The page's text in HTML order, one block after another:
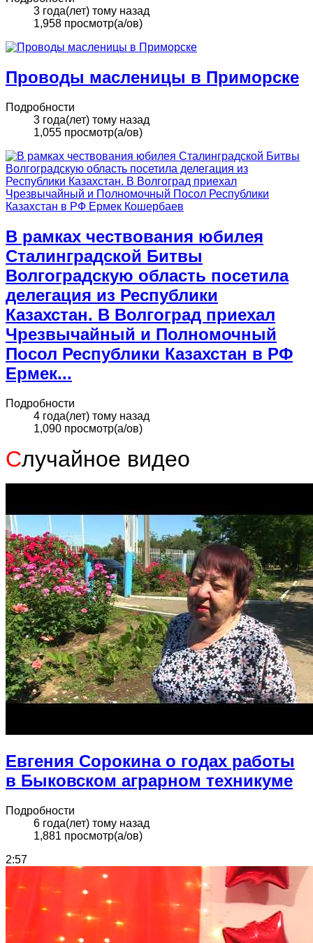
3 года(лет) тому назад
1,958 просмотр(а/ов)
Проводы масленицы в Приморске
Подробности
3 года(лет) тому назад
1,055 просмотр(а/ов)
В рамках чествования юбилея
Сталинградской Битвы
Волгоградскую область посетила
делегация из Республики
Казахстан. В Волгоград приехал
Чрезвычайный и Полномочный
Посол Республики Казахстан в РФ
Ермек...
Подробности
4 года(лет) тому назад
1,090 просмотр(а/ов)
Случайное видео
Евгения Сорокина о годах работы
в Быковском аграрном техникуме
Подробности
6 года(лет) тому назад
1,881 просмотр(а/ов)
2:57